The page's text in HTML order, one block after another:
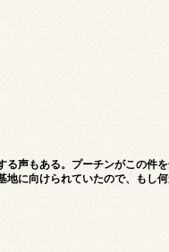
声もある。プーチンがこの件
に向けられていたので、もし